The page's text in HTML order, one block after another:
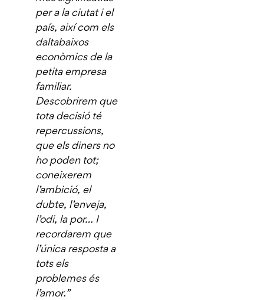
per a la ciutat i el
país, així com els
daltabaixos
econòmics de la
petita empresa
familiar.
Descobrirem que
tota decisió té
repercussions,
que els diners no
ho poden tot;
coneixerem
l’ambició, el
dubte, l’enveja,
l’odi, la por… I
recordarem que
l’única resposta a
tots els
problemes és
l’amor.”